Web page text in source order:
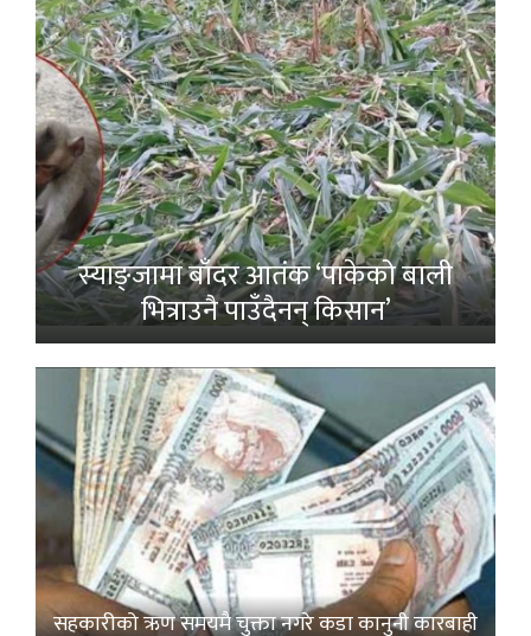
स्याङ्जामा बाँदर आतंक ‘पाकेको बाली
भित्राउनै पाउँदैनन् किसान’
सहकारीको ऋण समयमै चुक्ता नगरे कडा कानुनी कारबाही